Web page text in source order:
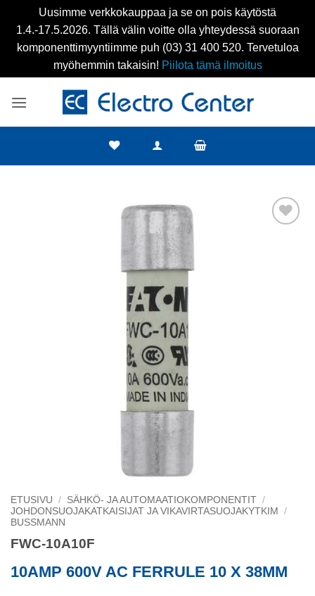
Uusimme verkkokauppaa ja se on pois käytöstä
1.4.-17.5.2026. Tällä välin voitte olla yhteydessä suoraan
komponenttimyyntiimme puh (03) 31 400 520. Tervetuloa
myöhemmin takaisin! Piilota tämä ilmoitus
ETUSIVU / SÄHKÖ- JA AUTOMAATIOKOMPONENTIT /
JOHDONSUOJAKATKAISIJAT JA VIKAVIRTASUOJAKYTKIM
/
BUSSMANN
FWC-10A10F
10AMP 600V AC FERRULE 10 X 38MM